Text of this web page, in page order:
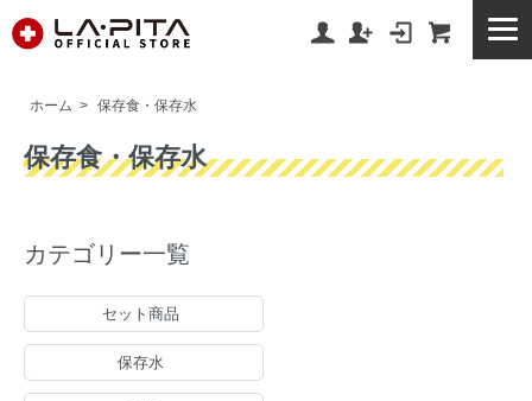
ホーム > 保存食・保存水
保存食・保存水
カテゴリー一覧
セット商品
保存水